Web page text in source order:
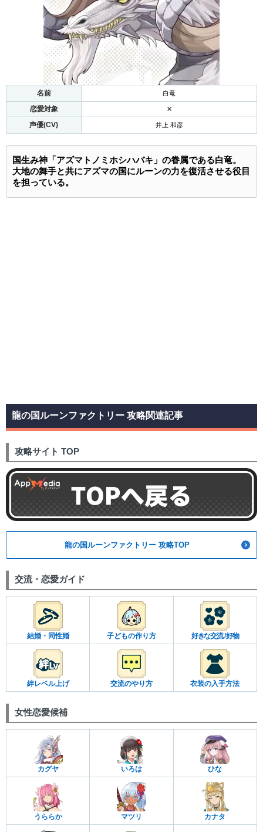
名前 白竜
恋愛対象 ✕
声優(CV) 井上 和彦
国生み神「アズマトノミホシハバキ」の眷属である白竜。
大地の舞手と共にアズマの国にルーンの力を復活させる役目
を担っている。
龍の国ルーンファクトリー 攻略関連記事
攻略サイト TOP
龍の国ルーンファクトリー 攻略TOP
交流・恋愛ガイド
結婚・同性婚 子どもの作り方 好きな交流 / 好物
絆レベル上げ 交流のやり方 衣装の入手方法
女性恋愛候補
カグヤ いろは ひな
うららか マツリ カナタ